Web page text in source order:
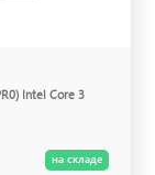
Intel Core 3
на складе